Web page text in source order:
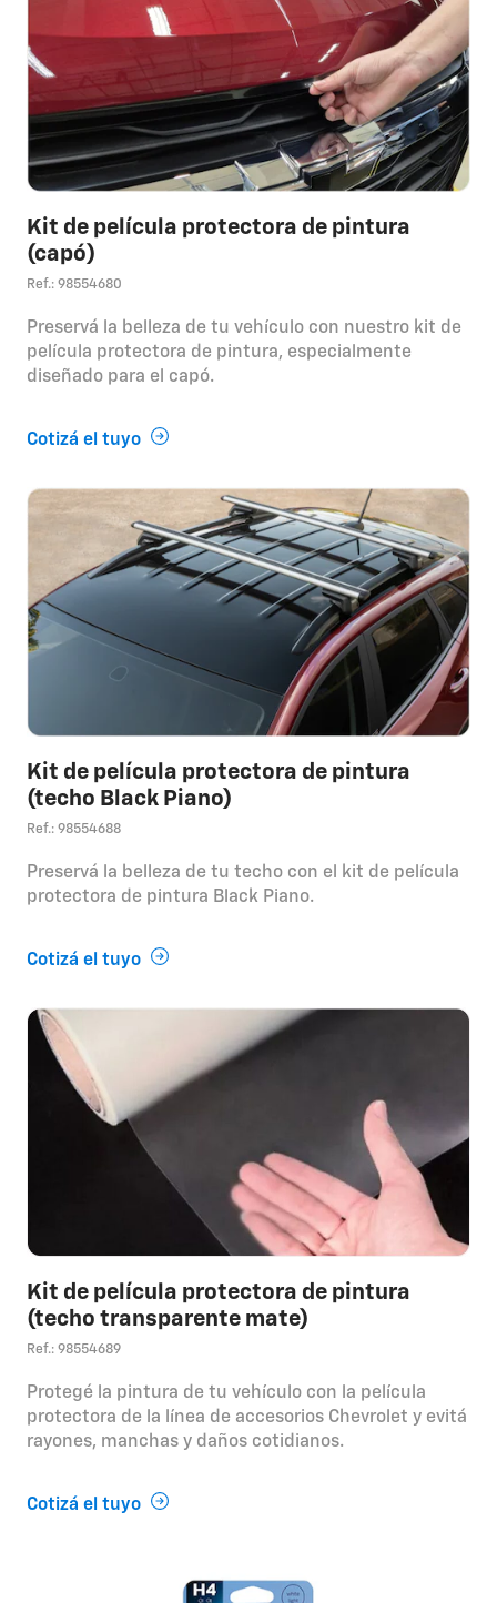
Kit de película protectora de pintura
(capó)
Ref.: 98554680
Preservá la belleza de tu vehículo con nuestro kit de
película protectora de pintura, especialmente
diseñado para el capó.
Cotizá el tuyo
Kit de película protectora de pintura
(techo Black Piano)
Ref.: 98554688
Preservá la belleza de tu techo con el kit de película
protectora de pintura Black Piano.
Cotizá el tuyo
Kit de película protectora de pintura
(techo transparente mate)
Ref.: 98554689
Protegé la pintura de tu vehículo con la película
protectora de la línea de accesorios Chevrolet y evitá
rayones, manchas y daños cotidianos.
Cotizá el tuyo